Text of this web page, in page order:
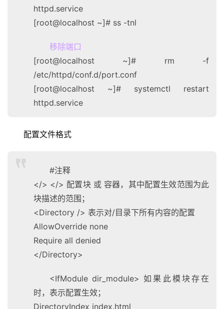
httpd.service
[root@localhost ~]# ss -tnl
移除端口
[root@localhost ~]# rm -f
/etc/httpd/conf.d/port.conf
[root@localhost ~]# systemctl restart
httpd.service
配置文件格式
#注释
</> </> 配置块 或 容器，其中配置生效范围为此
块描述的范围；
<Directory /> 表示对/目录下所有内容的配置
AllowOverride none
Require all denied
</Directory>
<IfModule dir_module> 如果此模块存在
时，表示配置生效；
DirectoryIndex index.html